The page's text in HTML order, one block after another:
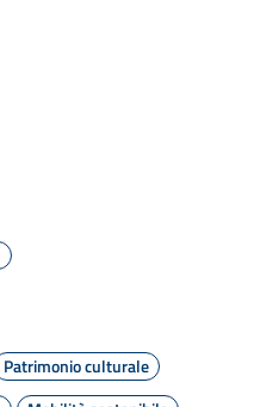
Patrimonio culturale